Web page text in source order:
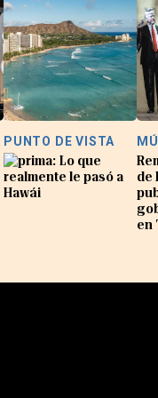
PUNTO DE VISTA
Lo que
realmente le pasó a
Hawái
de
en